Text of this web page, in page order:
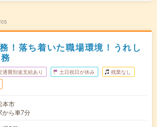
！落ち着いた職場環境！うれし
通費別途支給あり 土日祝日が休み 残業なし
本市
から車7分